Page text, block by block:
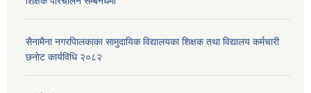
सैनामैना नगरपािलकाका सामुदायिक विद्यालयका शिक्षक तथा विद्यालय कर्मचारी
छनाेट कार्यविधि २०८२